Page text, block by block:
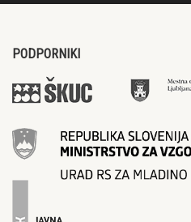
PODPORNIKI